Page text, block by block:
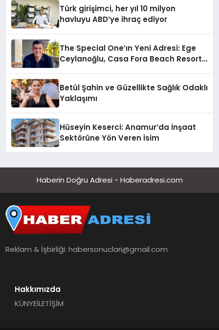
Türk girişimci, her yıl 10 milyon
havluyu ABD’ye ihraç ediyor
The Special One’ın Yeni Adresi: Ege
Ceylanoğlu, Casa Fora Beach Resort
Betül Şahin ve Güzellikte Sağlık Odaklı
Yaklaşımı
Hüseyin Keserci: Anamur’da İnşaat
Sektörüne Yön Veren İsim
Haberin Doğru Adresi - Haberadresi.com
Reklam & İşbirliği:habersonuclari@gmail.com
Hakkımızda
KÜNYEİLETİŞİM